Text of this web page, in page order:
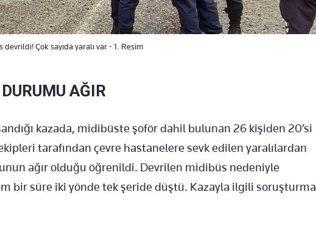
Çok sayıda yaralı var - 1. Resim
AĞIR
kazada, midibüste şoför dahil bulunan 26 kişiden 20’si
tarafından çevre hastanelere sevk edilen yaralılardan
ağır olduğu öğrenildi. Devrilen midibüs nedeniyle
bir süre iki yönde tek şeride düştü. Kazayla ilgili soruşturma